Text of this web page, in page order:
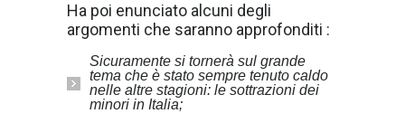
Ha poi enunciato alcuni degli
argomenti che saranno approfonditi :
Sicuramente si tornerà sul grande
tema che è stato sempre tenuto caldo
nelle altre stagioni: le sottrazioni dei
minori in Italia;